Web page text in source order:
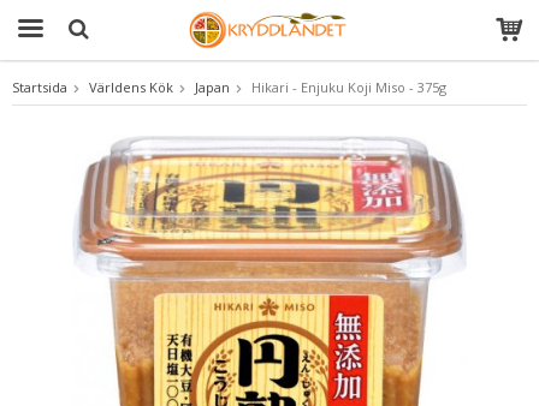
Produkten har blivit tillagd i varukorgen
Startsida Världens Kök Japan Hikari - Enjuku Koji Miso - 375g